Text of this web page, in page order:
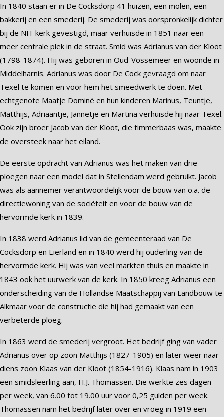
In 1840 staan er in De Cocksdorp 41 huizen, een molen, een
bakkerij en een smederij. De smederij was oorspronkelijk dichter
bij de NH-kerk gevestigd, maar verhuisde in 1851 naar een
meer centrale plek in de straat. Smid was Adrianus van der Kloot
(1798-1874). Hij was geboren in Oud-Vossemeer en woonde in
Middelharnis. Adrianus was door De Cock gevraagd om naar
Texel te komen en voor hem het smeedwerk te doen. Met
echtgenote Maatje Dominé en hun kinderen Marinus, Teuntje,
Matthijs, Adriaantje, Jannetje en Martina verhuisde hij naar Texel.
Ook zijn broer Jacob van der Kloot, die timmerbaas was, maakte
de oversteek naar het eiland.
De eerste opdracht van Adrianus was het maken van drie
ploegen naar een model dat in Stellendam werd gebruikt. Jacob
was als aannemer verantwoordelijk voor de bouw van o.a. de
directiewoning van de sociëteit en voor de bouw van de
hervormde kerk in 1839.
In 1838 werd Adrianus lid van de gemeenteraad van De
Cocksdorp en Eierland en in 1840 werd hij ouderling van de
hervormde kerk. Hij was van veel markten thuis en maakte in
1843 ook het uurwerk van de kerk. In 1850 kreeg Adrianus een
onderscheiding van de Hollandse Maatschappij van Landbouw te
Alkmaar voor de constructie die hij had gemaakt van een
verbeterde ploeg.
In 1863 werd de smederij vergroot. Het bedrijf ging van vader
Adrianus over op zoon Matthijs (1827-1905) en later weer naar
diens zoon Klaas van der Kloot (1854-1916). Klaas nam in 1903
een smidsleerling aan, H.J. Thomassen. Die werkte zes dagen
per week, van 6.00 tot 19.00 uur voor 0,25 gulden per week.
Thomassen nam het bedrijf later over en vroeg in 1919 een